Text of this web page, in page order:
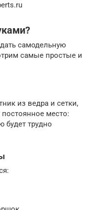
самодельную
самые простые и
из ведра и сетки,
место:
будет трудно